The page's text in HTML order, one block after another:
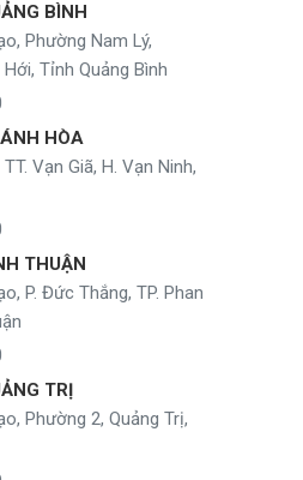
BÌNH
Phường Nam Lý,
Tỉnh Quảng Bình
HÒA
Vạn Giã, H. Vạn Ninh,
THUẬN
P. Đức Thắng, TP. Phan
TRỊ
Phường 2, Quảng Trị,